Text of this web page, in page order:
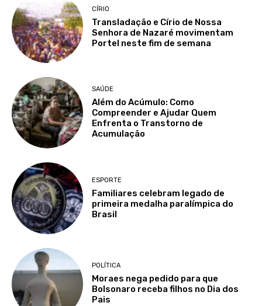
CÍRIO
Transladação e Círio de Nossa
Senhora de Nazaré movimentam
Portel neste fim de semana
SAÚDE
Além do Acúmulo: Como
Compreender e Ajudar Quem
Enfrenta o Transtorno de
Acumulação
ESPORTE
Familiares celebram legado de
primeira medalha paralímpica do
Brasil
POLÍTICA
Moraes nega pedido para que
Bolsonaro receba filhos no Dia dos
Pais